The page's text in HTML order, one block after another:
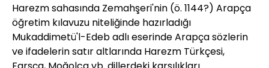
Harezm sahasında Zemahşeri'nin (ö. 1144?) Arapça
öğretim kılavuzu niteliğinde hazırladığı
Mukaddimetü'l-Edeb adlı eserinde Arapça sözlerin
ve ifadelerin satır altlarında Harezm Türkçesi,